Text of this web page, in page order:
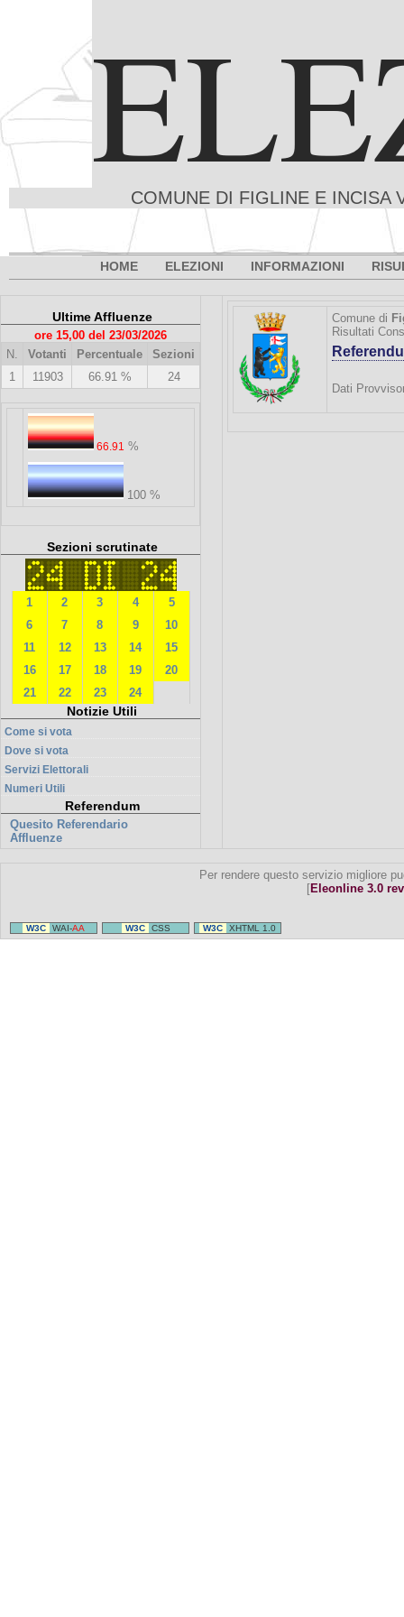
COMUNE DI FIGLINE E INCISA
HOME ELEZIONI INFORMAZIONI
Ultime Affluenze
ore 15,00 del 23/03/2026
N.
Votanti Percentuale
Sezioni
1
11903 66.91 % 24
66.91 %
100 %
Sezioni scrutinate
1 2 3 4
5
6
7 8 9
10
11
12 13 14
15
16
17 18 19
20
21
22 23 24
Notizie Utili
Come si vota
Dove si vota
Servizi Elettorali
Numeri Utili
Referendum
Quesito Referendario
Affluenze
Comune di
Risultati
Dati
Per rendere questo servizio migliore
[Eleonline 3.0
W3C WAI-AA W3C CSS W3C XHTML 1.0